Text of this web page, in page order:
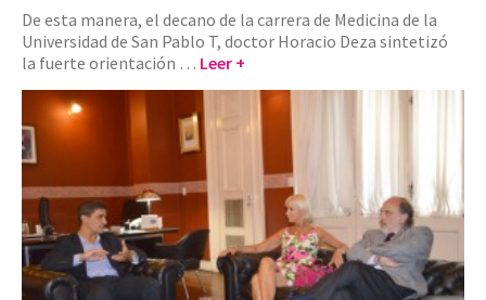
De esta manera, el decano de la carrera de Medicina de la
Universidad de San Pablo T, doctor Horacio Deza sintetizó
la fuerte orientación … Leer +